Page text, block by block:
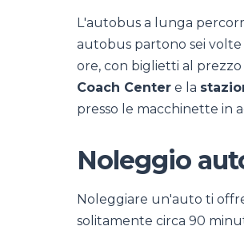
L'autobus a lunga
autobus partono sei volte
ore, con biglietti al prezzo
Coach Center e la
presso le macchinette in
Noleggio
Noleggiare un'auto ti
solitamente circa 90